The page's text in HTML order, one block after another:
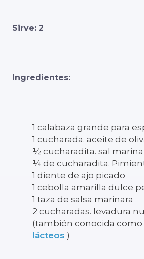
Sirve: 2
Ingredientes:
1 calabaza grande para
1 cucharada. aceite de
½ cucharadita. sal marina
¼ de cucharadita.
1 diente de ajo picado
1 cebolla amarilla dulce
1 taza de salsa marinara
2 cucharadas. levadura
(también conocida como
lácteos )